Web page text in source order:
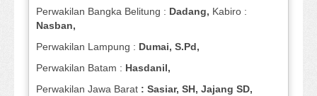
Perwakilan Bangka Belitung : Dadang, Kabiro :
Nasban,
Perwakilan Lampung : Dumai, S.Pd,
Perwakilan Batam : Hasdanil,
Perwakilan Jawa Barat : Sasiar, SH, Jajang SD,